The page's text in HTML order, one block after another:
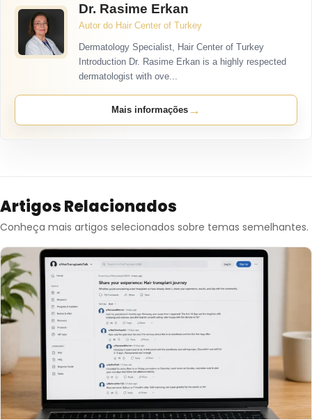
Dr. Rasime Erkan
Autor do Hair Center of Turkey
Dermatology Specialist, Hair Center of Turkey
Introduction Dr. Rasime Erkan is a highly respected
dermatologist with ove...
Mais informações →
Artigos Relacionados
Conheça mais artigos selecionados sobre temas semelhantes.